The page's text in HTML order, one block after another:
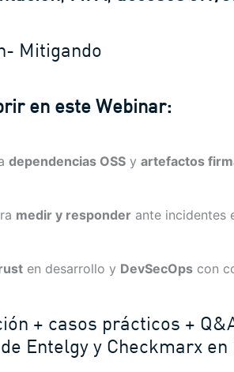
Mitigando
en este Webinar:
dependencias OSS y artefactos
medir y responder ante incidentes
en desarrollo y DevSecOps con
+ casos prácticos +
Entelgy y Checkmarx en